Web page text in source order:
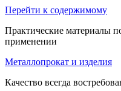
Перейти к содержимому
Практические материалы
применении
Металлопрокат и изделия
Качество всегда